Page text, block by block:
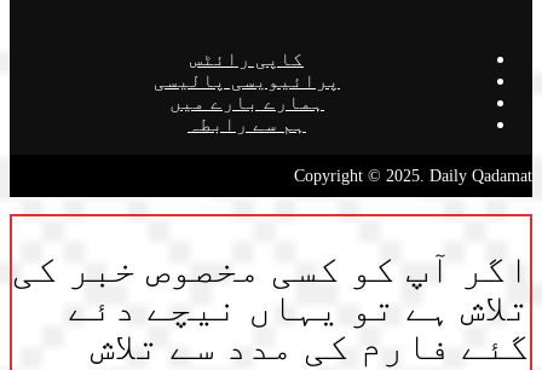
کاپی رائٹس
پرائیویسی پالیسی
ہمارے بارے میں
ہم سے رابطہ
Copyright © 2025. Daily Qadamat
اگر آپ کو کسی مخصوص خبر کی
تلاش ہے تو یہاں نیچے دئے
گئے فارم کی مدد سے تلاش